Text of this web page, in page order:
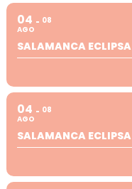
04
AGO
08
SALAMANCA ECLIPSA
04
AGO
08
SALAMANCA ECLIPSA